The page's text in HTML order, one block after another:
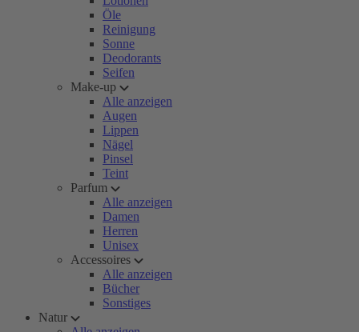
Öle
Reinigung
Sonne
Deodorants
Seifen
Make-up
Alle anzeigen
Augen
Lippen
Nägel
Pinsel
Teint
Parfum
Alle anzeigen
Damen
Herren
Unisex
Accessoires
Alle anzeigen
Bücher
Sonstiges
Natur